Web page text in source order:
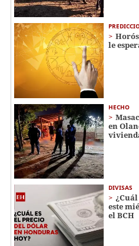
le
HECHO
en
DIVISAS
este
el BCH